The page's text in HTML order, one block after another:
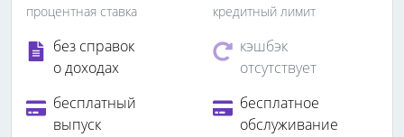
процентная ставка кредитный лимит
без справок
о доходах
кэшбэк
отсутствует
бесплатный
выпуск
бесплатное
обслуживание